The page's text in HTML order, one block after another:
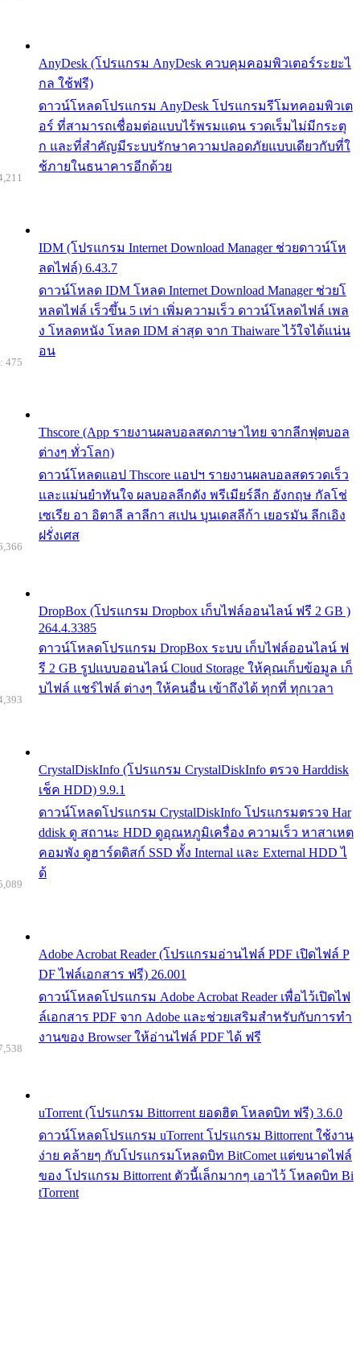
AnyDesk (โปรแกรม AnyDesk ควบคุมคอมพิวเตอร์ระยะไ
กล ใช้ฟรี)
ดาวน์โหลดโปรแกรม AnyDesk โปรแกรมรีโมทคอมพิวเต
อร์ ที่สามารถเชื่อมต่อแบบไร้พรมแดน รวดเร็มไม่มีกระตุ
ก และที่สำคัญมีระบบรักษาความปลอดภัยแบบเดียวกับที่ใ
ช้ภายในธนาคารอีกด้วย
IDM (โปรแกรม Internet Download Manager ช่วยดาวน์โห
ลดไฟล์) 6.43.7
ดาวน์โหลด IDM โหลด Internet Download Manager ช่วยโ
หลดไฟล์ เร็วขึ้น 5 เท่า เพิ่มความเร็ว ดาวน์โหลดไฟล์ เพล
ง โหลดหนัง โหลด IDM ล่าสุด จาก Thaiware ไว้ใจได้แน่น
อน
Thscore (App รายงานผลบอลสดภาษาไทย จากลีกฟุตบอล
ต่างๆ ทั่วโลก)
ดาวน์โหลดแอป Thscore แอปฯ รายงานผลบอลสดรวดเร็ว
และแม่นยำทันใจ ผลบอลลีกดัง พรีเมียร์ลีก อังกฤษ กัลโช่
เซเรีย อา อิตาลี ลาลีกา สเปน บุนเดสลีก้า เยอรมัน ลีกเอิง
ฝรั่งเศส
475
DropBox (โปรแกรม Dropbox เก็บไฟล์ออนไลน์ ฟรี 2 GB )
264.4.3385
ดาวน์โหลดโปรแกรม DropBox ระบบ เก็บไฟล์ออนไลน์ ฟ
รี 2 GB รูปแบบออนไลน์ Cloud Storage ให้คุณเก็บข้อมูล เก็
บไฟล์ แชร์ไฟล์ ต่างๆ ให้คนอื่น เข้าถึงได้ ทุกที่ ทุกเวลา
CrystalDiskInfo (โปรแกรม CrystalDiskInfo ตรวจ Harddisk
เช็ค HDD) 9.9.1
ดาวน์โหลดโปรแกรม CrystalDiskInfo โปรแกรมตรวจ Har
ddisk ดู สถานะ HDD ดูอุณหภูมิเครื่อง ความเร็ว หาสาเหต
คอมพัง ดูฮาร์ดดิสก์ SSD ทั้ง Internal และ External HDD ไ
ด้
Adobe Acrobat Reader (โปรแกรมอ่านไฟล์ PDF เปิดไฟล์ P
DF ไฟล์เอกสาร ฟรี) 26.001
ดาวน์โหลดโปรแกรม Adobe Acrobat Reader เพื่อไว้เปิดไฟ
ล์เอกสาร PDF จาก Adobe และช่วยเสริมสำหรับกับการทำ
งานของ Browser ให้อ่านไฟล์ PDF ได้ ฟรี
uTorrent (โปรแกรม Bittorrent ยอดฮิต โหลดบิท ฟรี) 3.6.0
ดาวน์โหลดโปรแกรม uTorrent โปรแกรม Bittorrent ใช้งาน
ง่าย คล้ายๆ กับโปรแกรมโหลดบิท BitComet แต่ขนาดไฟล์
ของ โปรแกรม Bittorrent ตัวนี้เล็กมากๆ เอาไว้ โหลดบิท Bi
tTorrent